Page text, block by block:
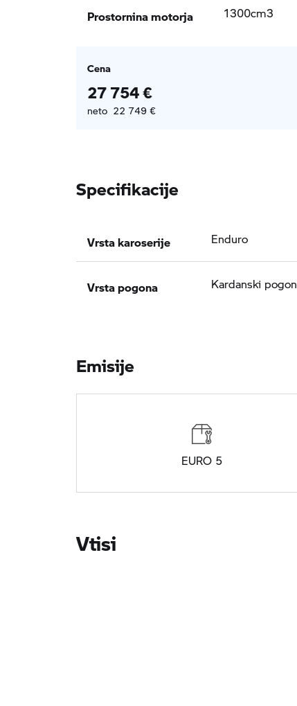
Prostornina motorja 1300cm3
Cena
27 754 €
neto 22 749 €
Specifikacije
Vrsta karoserije Enduro
Vrsta pogona Kardanski pogon
Emisije
EURO 5
Vtisi